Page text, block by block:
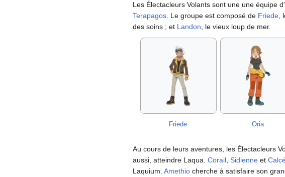
Les Électacleurs Volants sont une une équipe
Terapagos. Le groupe est composé de Friede,
des soins ; et Landon, le vieux loup de mer.
Friede Oria
Au cours de leurs aventures, les Électacleurs
aussi, atteindre Laqua. Corail Sidienne et
Laquium. Amethio cherche à satisfaire son